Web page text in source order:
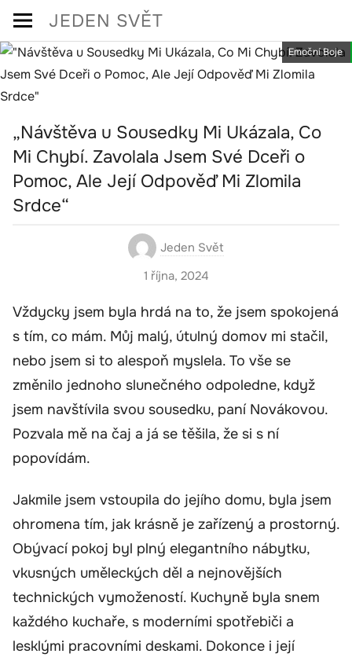
Skip
content
JEDEN SVĚT
Emoční Boje
„Návštěva u Sousedky Mi Ukázala, Co
Mi Chybí. Zavolala Jsem Své Dceři o
Pomoc, Ale Její Odpověď Mi Zlomila
Srdce“
Jeden Svět
1 října, 2024
Vždycky jsem byla hrdá na to, že jsem spokojená
s tím, co mám. Můj malý, útulný domov mi stačil,
nebo jsem si to alespoň myslela. To vše se
změnilo jednoho slunečného odpoledne, když
jsem navštívila svou sousedku, paní Novákovou.
Pozvala mě na čaj a já se těšila, že si s ní
popovídám.
Jakmile jsem vstoupila do jejího domu, byla jsem
ohromena tím, jak krásně je zařízený a prostorný.
Obývací pokoj byl plný elegantního nábytku,
vkusných uměleckých děl a nejnovějších
technických vymožeností. Kuchyně byla snem
každého kuchaře, s moderními spotřebiči a
lesklými pracovními deskami. Dokonce i její